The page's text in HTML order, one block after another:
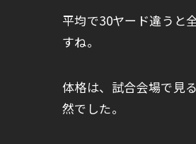
平均で30ヤード違うと
すね。
体格は、試合会場で見
然でした。